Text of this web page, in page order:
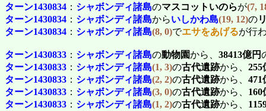
ターン1430834 ： シャボンディ諸島のマスコットいのらが(7,
ターン1430834 ： シャボンディ諸島からいしかわ島(19, 12)の
ターン1430834 ： シャボンディ諸島(8, 0)でエサをあげるが行
ターン1430833 ： シャボンディ諸島の動物園から、 38413億円
ターン1430833 ： シャボンディ諸島(1, 3)の古代遺跡から、 255
ターン1430833 ： シャボンディ諸島(2, 2)の古代遺跡から、 471
ターン1430833 ： シャボンディ諸島(3, 0)の古代遺跡から、 160
ターン1430833 ： シャボンディ諸島(1, 2)の古代遺跡から、